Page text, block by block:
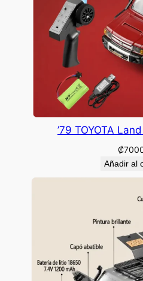
’79 TOYOTA
₡
Añadir al